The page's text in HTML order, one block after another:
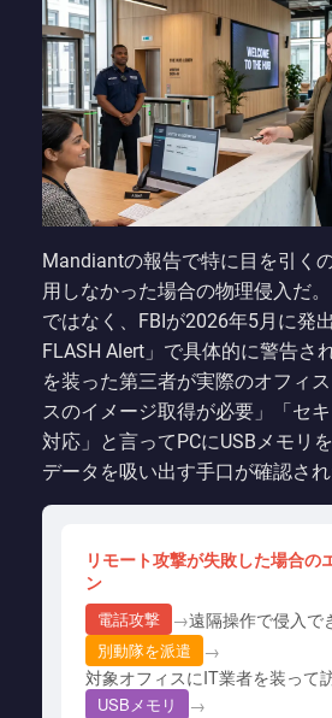
Mandiantの報告で特に目を引く
用しなかった場合の物理侵入だ
ではなく、FBIが2026年5月に発
FLASH Alert」で具体的に警告さ
を装った第三者が実際のオフィ
スのイメージ取得が必要」「セ
対応」と言ってPCにUSBメモリ
データを吸い出す手口が確認され
リモート攻撃が失敗した場合の
ン
電話攻撃 →遠隔操作で侵入で
別動隊を派遣
→
対象オフィスにIT業者を装って
USBメモリ
→